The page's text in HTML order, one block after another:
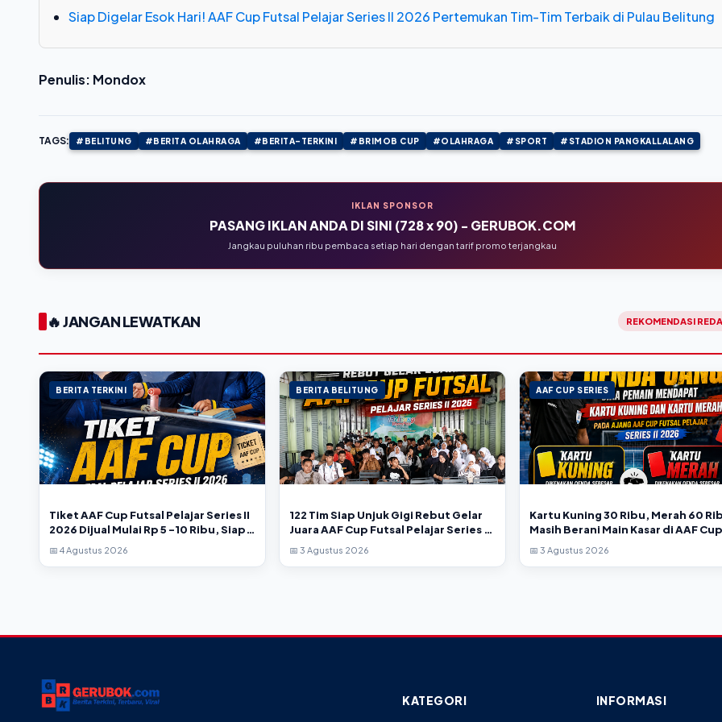
Siap Digelar Esok Hari! AAF Cup Futsal Pelajar Series II 2026 Pertemukan Tim-Tim Terbaik di Pulau Belitung
Penulis: Mondox
TAGS: #BELITUNG #BERITA OLAHRAGA #BERITA-TERKINI #BRIMOB CUP #OLAHRAGA #SPORT #STADION PANGKALLALANG
IKLAN SPONSOR
PASANG IKLAN ANDA DI SINI (728 x 90) - GERUBOK.COM
Jangkau puluhan ribu pembaca setiap hari dengan tarif promo terjangkau
🔥 JANGAN LEWATKAN REKOMENDASI
BERITA TERKINI
Tiket AAF Cup Futsal Pelajar Series II
2026 Dijual Mulai Rp 5 -10 Ribu, Siap
📅 4 Agustus 2026
BERITA BELITUNG
122 Tim Siap Unjuk Gigi Rebut Gelar
Juara AAF Cup Futsal Pelajar Series II
📅 3 Agustus 2026
AAF CUP SERIES
Kartu Kuning 30 Ribu, Merah 60
Masih Berani Main Kasar di AAF Cup
📅 3 Agustus 2026
KATEGORI INFORMASI